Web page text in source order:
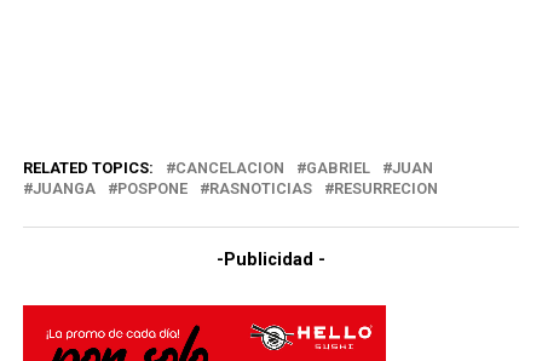
RELATED TOPICS: CANCELACION GABRIEL
JUAN
JUANGA
POSPONE RASNOTICIAS RESURRECION
-Publicidad -